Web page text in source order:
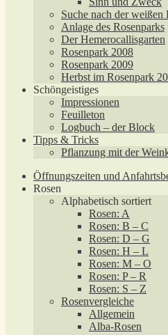
Suche nach der weißen
Anlage des Rosenparks
Der Hemerocallisgarten
Rosenpark 2008
Rosenpark 2009
Herbst im Rosenpark
Schöngeistiges
Impressionen
Feuilleton
Logbuch – der Block
Tipps & Tricks
Pflanzung mit der
Öffnungszeiten und
Rosen
Alphabetisch sortiert
Rosen: A
Rosen: B – C
Rosen: D – G
Rosen: H – L
Rosen: M – O
Rosen: P – R
Rosen: S – Z
Rosenvergleiche
Allgemein
Alba-Rosen